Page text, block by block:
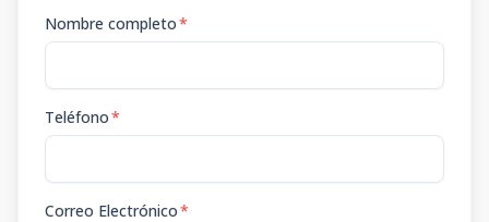
Nombre completo*
Teléfono*
Correo Electrónico*